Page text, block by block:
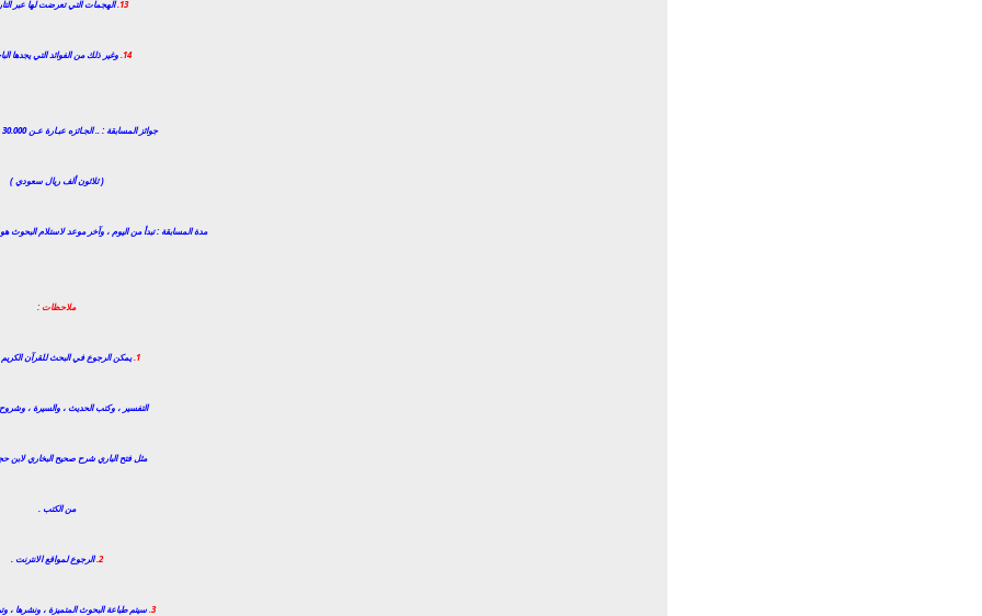
13. الهجمات التي تعرضت لها عبر
14. وغير ذلك من الفوائد التي يجدها
جوائز المسابقة : .. الجـائزه عبـارة عـن 30.000 ريال سعودي
( ثلاثون ألف ريال سعودي )
مدة المسابقة : تبدأ من اليوم ، وآخر موعد لاستلام البحوث هو أول
ملاحظات :
1. يمكن الرجوع في البحث للقرآن
التفسير ، وكتب الحديث ، والسيرة ،
مثل فتح الباري شرح صحيح البخاري لابن
من الكتب .
2. الرجوع لمواقع الانترنت .
3. سيتم طباعة البحوث المتميزة ، ونشرها ،